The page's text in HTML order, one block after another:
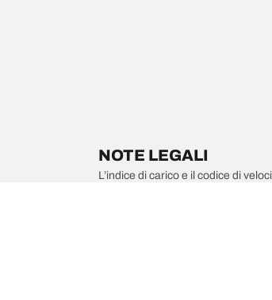
NOTE LEGALI
L’indice di carico e il codice di